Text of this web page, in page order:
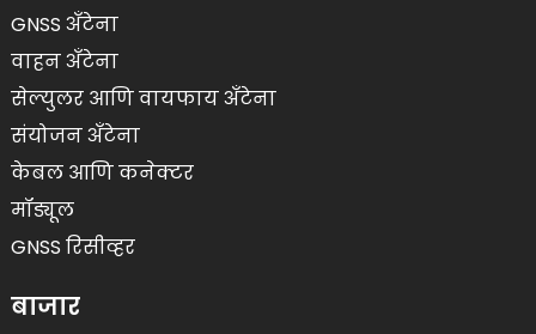
GNSS अँटेना
वाहन अँटेना
सेल्युलर आणि वायफाय अँटेना
संयोजन अँटेना
केबल आणि कनेक्टर
मॉड्यूल
GNSS रिसीव्हर
बाजार